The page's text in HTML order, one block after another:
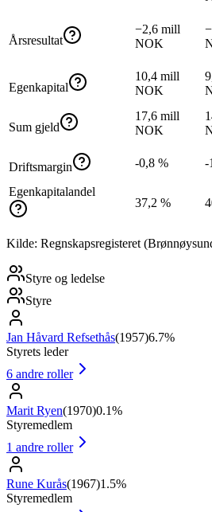
Årsresultat
−2,6 mill
NOK
Egenkapital
10,4 mill
NOK
Sum gjeld
17,6 mill
NOK
Driftsmargin -0,8 % -
Egenkapitalandel
37,2 %
Kilde: Regnskapsregisteret
Styre og ledelse
Styre
Jan Håvard Refsethås(1957)6.7%
Styrets leder
6 andre roller
Marit Ryen(1970)0.1%
Styremedlem
1 andre roller
Rune Kurås(1967)1.5%
Styremedlem